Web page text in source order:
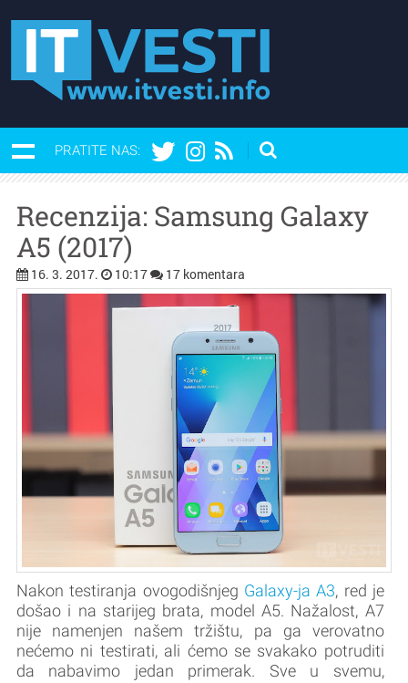
PRATITE NAS:
Recenzija: Samsung Galaxy
A5 (2017)
16. 3. 2017. 10:17 17 komentara
Nakon testiranja ovogodišnjeg Galaxy-ja A3, red je
došao i na starijeg brata, model A5. Nažalost, A7
nije namenjen našem tržištu, pa ga verovatno
nećemo ni testirati, ali ćemo se svakako potruditi
da nabavimo jedan primerak. Sve u svemu,